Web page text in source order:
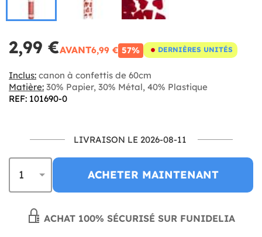
2,99 €AVANT6,99 € 57% DERNIÈRES UNITÉS
Inclus: canon à confettis de 60cm
Matière: 30% Papier, 30% Métal, 40% Plastique
REF: 101690-0
LIVRAISON LE 2026-08-11
ACHETER MAINTENANT
ACHAT 100% SÉCURISÉ SUR FUNIDELIA